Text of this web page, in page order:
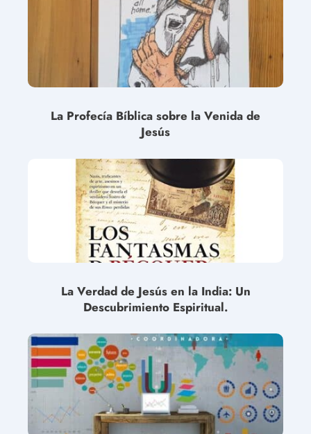
La Profecía Bíblica sobre la Venida de
Jesús
La Verdad de Jesús en la India: Un
Descubrimiento Espiritual.